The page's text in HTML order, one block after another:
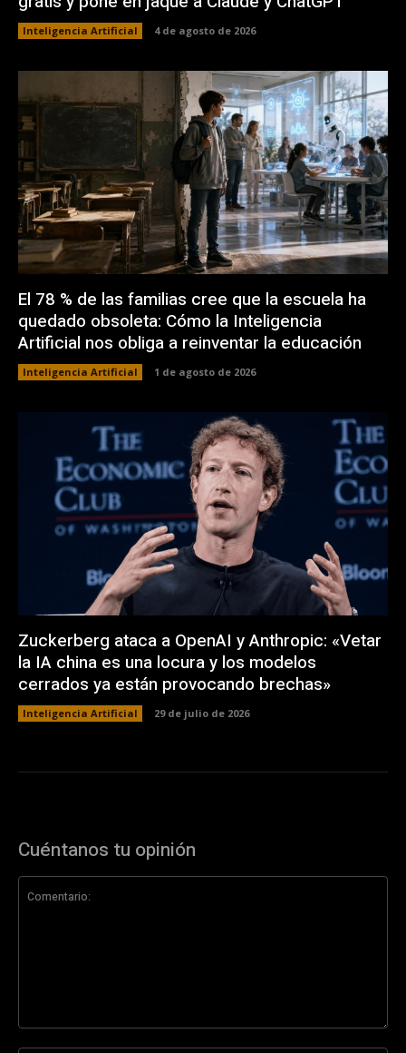
Inteligencia Artificial 4 de agosto de 2026
El 78 % de las familias cree que la escuela ha
quedado obsoleta: Cómo la Inteligencia
Artificial nos obliga a reinventar la educación
Inteligencia Artificial 1 de agosto de 2026
Zuckerberg ataca a OpenAI y Anthropic: «Vetar
la IA china es una locura y los modelos
cerrados ya están provocando brechas»
Inteligencia Artificial 29 de julio de 2026
Cuéntanos tu opinión